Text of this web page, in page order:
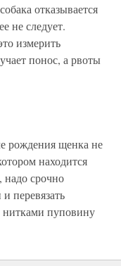
отказывается
не следует.
измерить
понос, а рвоты
рождения щенка не
находится
срочно
перевязать
пуповину